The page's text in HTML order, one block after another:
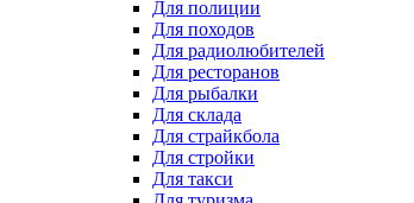
Для полиции
Для походов
Для радиолюбителей
Для ресторанов
Для рыбалки
Для склада
Для страйкбола
Для стройки
Для такси